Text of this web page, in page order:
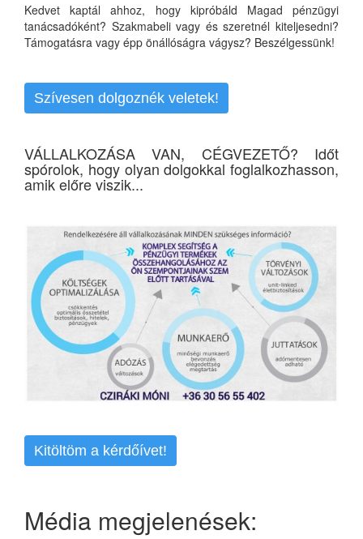
Kedvet kaptál ahhoz, hogy kipróbáld Magad pénzügyi
tanácsadóként? Szakmabeli vagy és szeretnél kiteljesedni?
Támogatásra vagy épp önállóságra vágysz? Beszélgessünk!
Szívesen dolgoznék veletek!
VÁLLALKOZÁSA VAN, CÉGVEZETŐ? Időt
spórolok, hogy olyan dolgokkal foglalkozhasson,
amik előre viszik...
Kitöltöm a kérdőívet!
Média megjelenések: